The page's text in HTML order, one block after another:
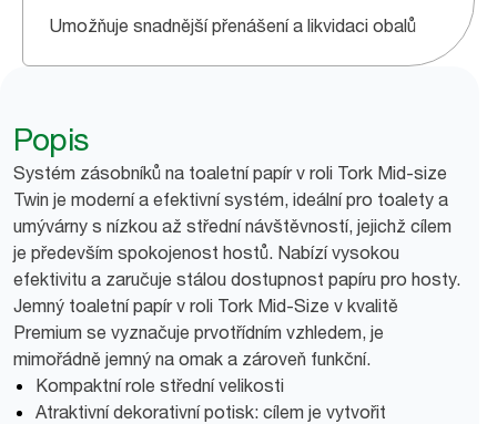
Umožňuje snadnější přenášení a likvidaci obalů
Popis
Systém zásobníků na toaletní papír v roli Tork Mid-size
Twin je moderní a efektivní systém, ideální pro toalety a
umývárny s nízkou až střední návštěvností, jejichž cílem
je především spokojenost hostů. Nabízí vysokou
efektivitu a zaručuje stálou dostupnost papíru pro hosty.
Jemný toaletní papír v roli Tork Mid-Size v kvalitě
Premium se vyznačuje prvotřídním vzhledem, je
mimořádně jemný na omak a zároveň funkční.
Kompaktní role střední velikosti
Atraktivní dekorativní potisk: cílem je vytvořit